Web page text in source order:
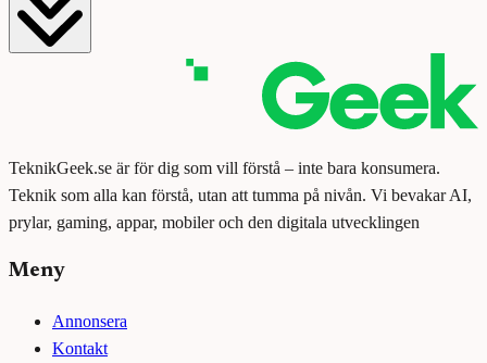
TeknikGeek.se är för dig som vill förstå – inte bara konsumera.
Teknik som alla kan förstå, utan att tumma på nivån. Vi bevakar AI,
prylar, gaming, appar, mobiler och den digitala utvecklingen
Meny
Annonsera
Kontakt